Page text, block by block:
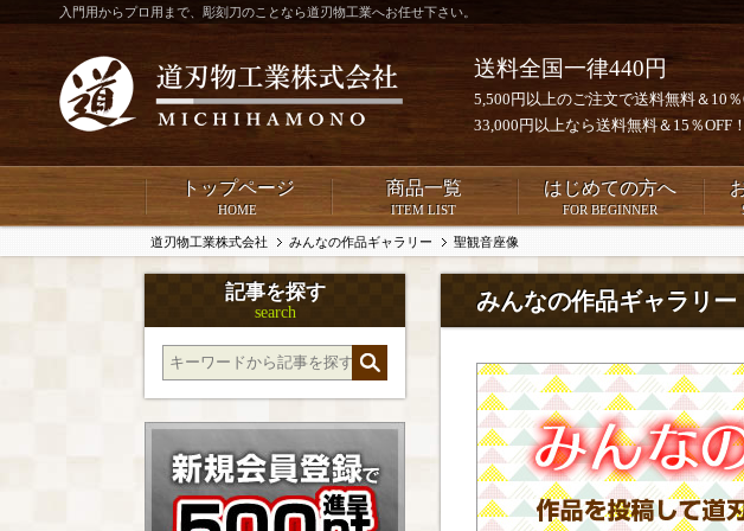
入門用からプロ用まで、彫刻刀のことなら道刃物工業へお任せ下さい。
送料全国一律440円
5,500円以上のご注文で送料無料＆10％
33,000円以上なら送料無料＆15％OFF！
トップページ
HOME
商品一覧
ITEM LIST
はじめての方へ
FOR BEGINNER
道刃物工業株式会社 みんなの作品ギャラリー 聖観音座像
みんなの作品ギャラリー
記事を探す
search